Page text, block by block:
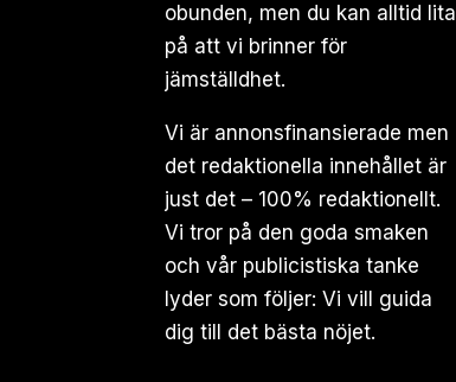
obunden, men du kan alltid lita
på att vi brinner för
jämställdhet.
Vi är annonsfinansierade men
det redaktionella innehållet är
just det – 100% redaktionellt.
Vi tror på den goda smaken
och vår publicistiska tanke
lyder som följer: Vi vill guida
dig till det bästa nöjet.